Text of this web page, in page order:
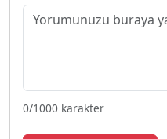
0/1000 karakter